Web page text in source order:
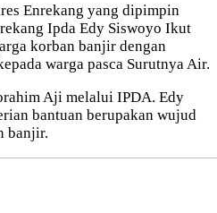
Enrekang yang dipimpin
Ipda Edy Siswoyo Ikut
korban banjir dengan
warga pasca Surutnya Air.
Aji melalui IPDA. Edy
bantuan berupakan wujud
banjir.